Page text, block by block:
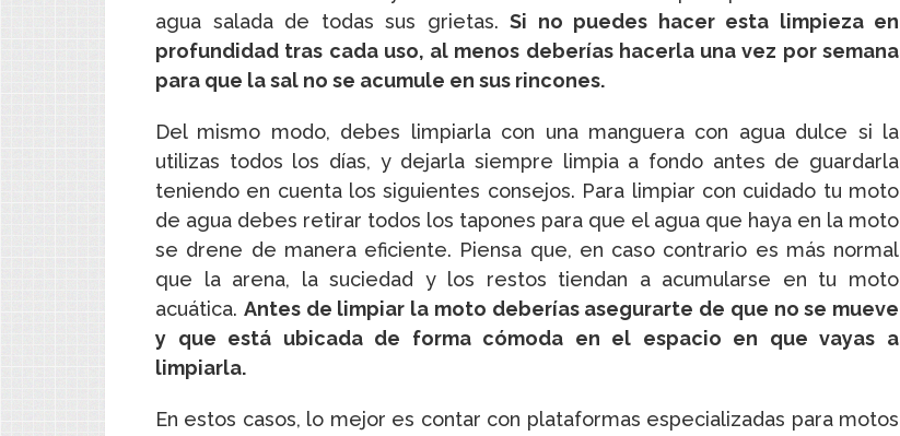
agua salada de todas sus grietas. Si no puedes hacer esta limpieza en
profundidad tras cada uso, al menos deberías hacerla una vez por semana
para que la sal no se acumule en sus rincones.
Del mismo modo, debes limpiarla con una manguera con agua dulce si la
utilizas todos los días, y dejarla siempre limpia a fondo antes de guardarla
teniendo en cuenta los siguientes consejos. Para limpiar con cuidado tu moto
de agua debes retirar todos los tapones para que el agua que haya en la moto
se drene de manera eficiente. Piensa que, en caso contrario es más normal
que la arena, la suciedad y los restos tiendan a acumularse en tu moto
acuática. Antes de limpiar la moto deberías asegurarte de que no se mueve
y que está ubicada de forma cómoda en el espacio en que vayas a
limpiarla.
En estos casos, lo mejor es contar con plataformas especializadas para motos